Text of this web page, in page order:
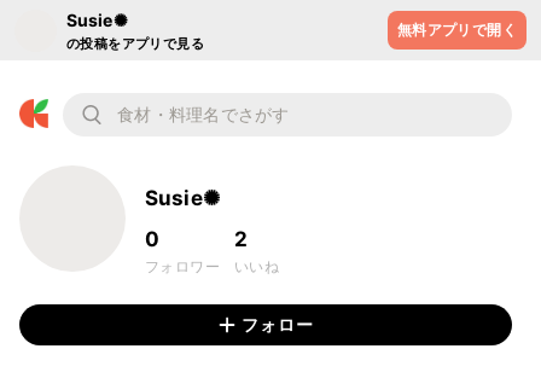
Susie✺
の投稿をアプリで見る
無料アプリで開く
Susie✺
0
フォロワー
2
いいね
フォロー